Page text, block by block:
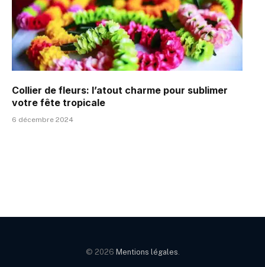
Collier de fleurs: l’atout charme pour sublimer
votre fête tropicale
6 décembre 2024
© 2026 Mentions légales.